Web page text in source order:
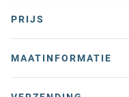
PRIJS
MAATINFORMATIE